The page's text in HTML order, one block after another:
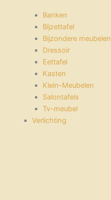
Banken
Bijzettafel
Bijzondere meubelen
Dressoir
Eettafel
Kasten
Klein-Meubelen
Salontafels
Tv-meubel
Verlichting